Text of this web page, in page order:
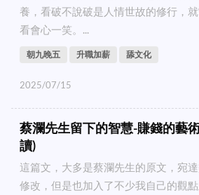
養，看破不說破是人情世故的修行，
看會心一笑。...
朝九晚五 升職加薪 舔文化
2025/07/15
蔡瀾先生留下的智慧-賺錢的藝
讀)
這篇文，大多是蔡瀾先生的原文，宛
修改，但是也加入了不少我自己的觀